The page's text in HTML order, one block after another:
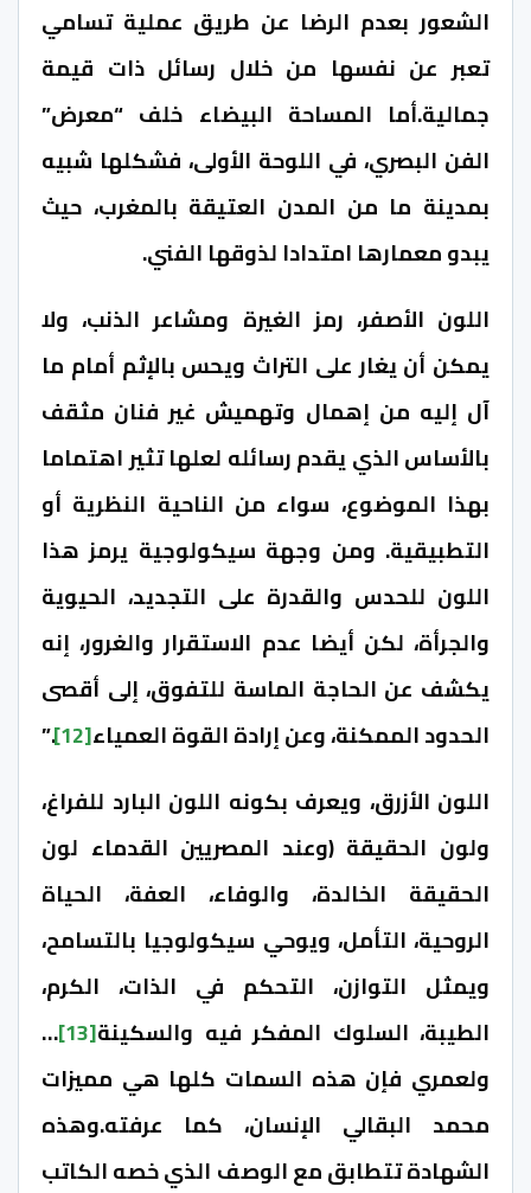
الشعور بعدم الرضا عن طريق عملية تسامي
تعبر عن نفسها من خلال رسائل ذات قيمة
جمالية.أما المساحة البيضاء خلف “معرض”
الفن البصري، في اللوحة الأولى، فشكلها شبيه
بمدينة ما من المدن العتيقة بالمغرب، حيث
يبدو معمارها امتدادا لذوقها الفني.
اللون الأصفر، رمز الغيرة ومشاعر الذنب، ولا
يمكن أن يغار على التراث ويحس بالإثم أمام ما
آل إليه من إهمال وتهميش غير فنان مثقف
بالأساس الذي يقدم رسائله لعلها تثير اهتماما
بهذا الموضوع، سواء من الناحية النظرية أو
التطبيقية. ومن وجهة سيكولوجية يرمز هذا
اللون للحدس والقدرة على التجديد، الحيوية
والجرأة، لكن أيضا عدم الاستقرار والغرور، إنه
يكشف عن الحاجة الماسة للتفوق، إلى أقصى
الحدود الممكنة، وعن إرادة القوة العمياء[12]
.”
اللون الأزرق، ويعرف بكونه اللون البارد للفراغ،
ولون الحقيقة (وعند المصريين القدماء لون
الحقيقة الخالدة، والوفاء، العفة، الحياة
الروحية، التأمل، ويوحي سيكولوجيا بالتسامح،
ويمثل التوازن، التحكم في الذات، الكرم،
الطيبة، السلوك المفكر فيه والسكينة[13]
…
ولعمري فإن هذه السمات كلها هي مميزات
محمد البقالي الإنسان، كما عرفته.وهذه
الشهادة تتطابق مع الوصف الذي خصه الكاتب